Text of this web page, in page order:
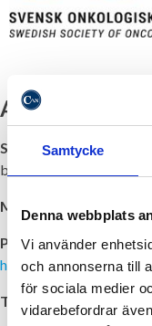
Samtycke
Denna webbplats
Vi använder
och annonserna till
för sociala medier
vidarebefordrar
Anmälan till
Syfte
: Att ge en
behandling vid nio
Målgrupp:
Plats: Lejondals Slott,
http://
Tid: 6-8 november